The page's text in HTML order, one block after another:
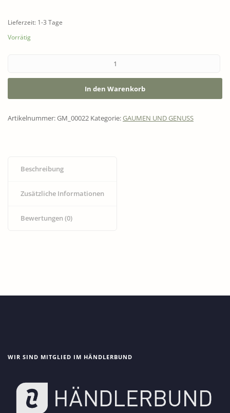
Lieferzeit: 1-3 Tage
Vorrätig
In den Warenkorb
Artikelnummer:GM_00022 Kategorie:GAUMEN UND GENUSS
Beschreibung
Zusätzliche Informationen
Bewertungen (0)
WIR SIND MITGLIED IM HÄNDLERBUND